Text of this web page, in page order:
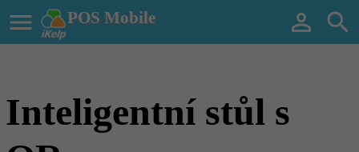
POS Mobile
  
Inteligentní stůl s